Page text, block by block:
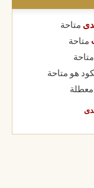
متاحة
متاحة
متاحة
هو متاحة
معطلة